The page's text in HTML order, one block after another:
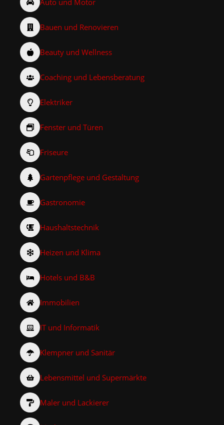
Bauen und Renovieren
Beauty und Wellness
Coaching und Lebensberatung
Elektriker
Fenster und Türen
Friseure
Gartenpflege und Gestaltung
Gastronomie
Haushaltstechnik
Heizen und Klima
Hotels und B&B
Immobilien
IT und Informatik
Klempner und Sanitär
Lebensmittel und Supermärkte
Maler und Lackierer